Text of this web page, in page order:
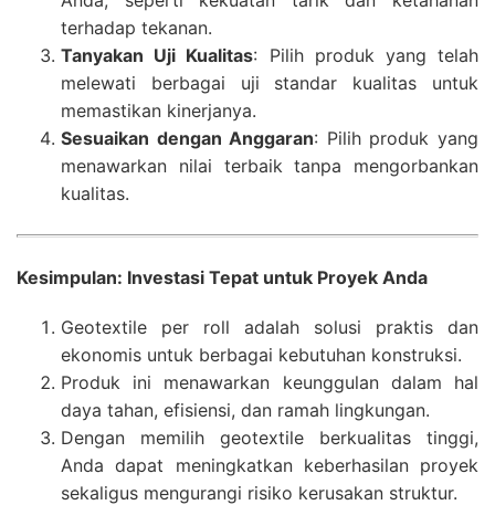
terhadap tekanan.
Tanyakan Uji Kualitas: Pilih produk yang telah
melewati berbagai uji standar kualitas untuk
memastikan kinerjanya.
Sesuaikan dengan Anggaran: Pilih produk yang
menawarkan nilai terbaik tanpa mengorbankan
kualitas.
Kesimpulan: Investasi Tepat untuk Proyek Anda
Geotextile per roll adalah solusi praktis dan
ekonomis untuk berbagai kebutuhan konstruksi.
Produk ini menawarkan keunggulan dalam hal
daya tahan, efisiensi, dan ramah lingkungan.
Dengan memilih geotextile berkualitas tinggi,
Anda dapat meningkatkan keberhasilan proyek
sekaligus mengurangi risiko kerusakan struktur.